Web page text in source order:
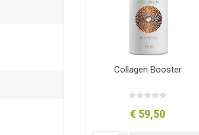
Collagen Booster
€ 59,50